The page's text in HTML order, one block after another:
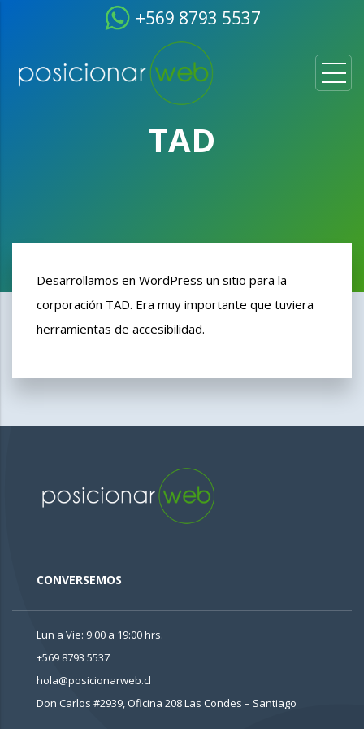
+569 8793 5537
TAD
Desarrollamos en WordPress un sitio para la
corporación TAD. Era muy importante que tuviera
herramientas de accesibilidad.
CONVERSEMOS
Lun a Vie: 9:00 a 19:00 hrs.
+569 8793 5537
hola@posicionarweb.cl
Don Carlos #2939, Oficina 208Las Condes – Santiago